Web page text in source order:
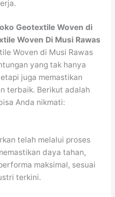
Geotextile Woven di
Woven Di Musi Rawas
Woven di Musi Rawas
yang tak hanya
juga memastikan
terbaik. Berikut adalah
Anda nikmati:
telah melalui proses
daya tahan,
maksimal, sesuai
terkini.